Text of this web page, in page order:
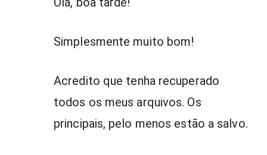
Simplesmente muito bom!
Acredito que tenha recuperado
todos os meus arquivos. Os
principais, pelo menos estão a salvo.